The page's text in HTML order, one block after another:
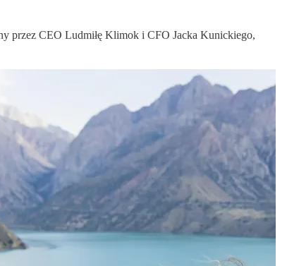
przez CEO Ludmiłę Klimok i CFO Jacka Kunickiego,